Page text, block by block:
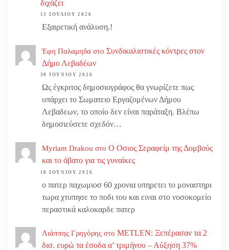
διχάζει
13 ΙΟΥΛΊΟΥ 2026
Εξαιρετική ανάλυση.!
Έφη Παλαμηδα στο Συνδικαλιστικές κόντρες στον
Δήμο Λεβαδέων
30 ΙΟΥΝΊΟΥ 2026
Ως έγκριτος δημοσιογράφος θα γνωρίζετε πως
υπάρχει το Σωματειο Εργαζομένων Δήμου
Λεβαδεων, το οποίο δεν είναι παράταξη. Βλέπω
δημοσιεύσετε σχεδόν…
Myriam Drakou στο Ο Οσιος Σεραφείμ της Δομβούς
και το άβατο για τις γυναίκες
10 ΙΟΥΝΊΟΥ 2026
ο πατερ παχωμιοσ 60 χρονια υπηρετει το μοναστηρι
τωρα χτυπησε το ποδι του και ειναι στο νοσοκομείο
περαστικά καλοκαρδε πατερ
Λιάππης Γρηγόρης στο METLEN: Ξεπέρασαν τα 2
δισ. ευρώ τα έσοδα α’ τριμήνου – Αύξηση 37%